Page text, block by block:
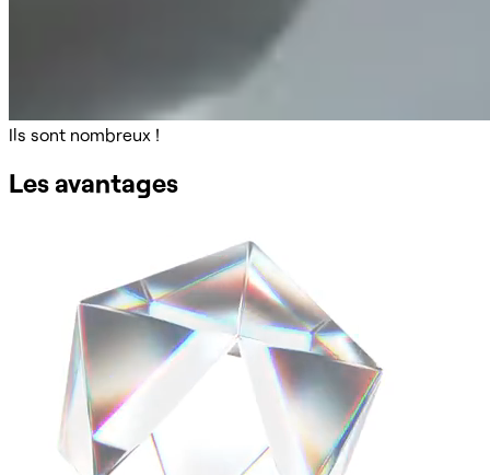
Ils sont nombreux !
Les avantages